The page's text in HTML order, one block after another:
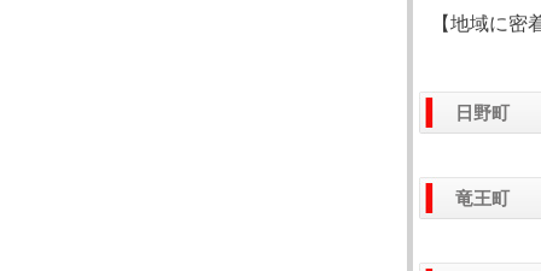
【地域に密
日野町
竜王町